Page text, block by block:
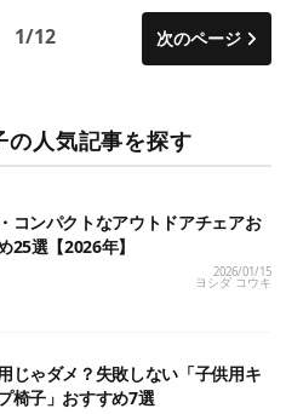
1/12 次のページ
の人気記事を探す
コンパクトなアウトドアチェアお
25選【2026年】
2026/01/15
ヨシダ コウキ
じゃダメ？失敗しない「子供用キ
椅子」おすすめ7選